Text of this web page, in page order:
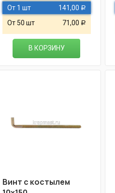
От 1 шт 141,00 Р
От 50 шт 71,00 Р
В КОРЗИНУ
Винт с костылем